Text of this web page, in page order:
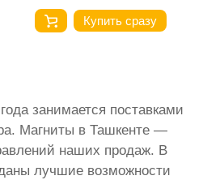
Купить сразу
занимается поставками
Магниты в Ташкенте —
наших продаж. В
лучшие возможности